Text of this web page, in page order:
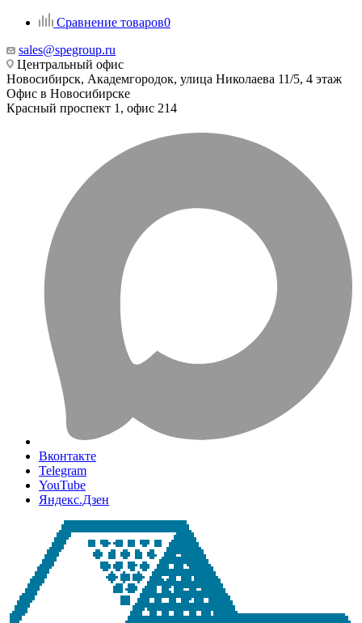
Сравнение товаров0
sales@spegroup.ru
Центральный офис
Новосибирск, Академгородок, улица Николаева 11/5, 4 этаж
Офис в Новосибирске
Красный проспект 1, офис 214
Вконтакте
Telegram
YouTube
Яндекс.Дзен